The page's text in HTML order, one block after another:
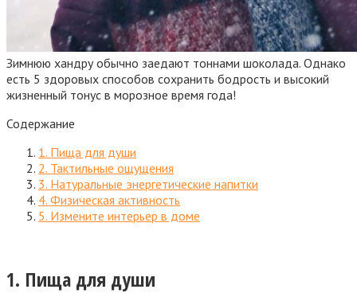
Зимнюю хандру обычно заедают тоннами шоколада. Однако
есть 5 здоровых способов сохранить бодрость и высокий
жизненный тонус в морозное время года!
Содержание
1. Пища для души
2. Тактильные ощущения
3. Натуральные энергетические напитки
4. Физическая активность
5. Измените интерьер в доме
1. Пища для души